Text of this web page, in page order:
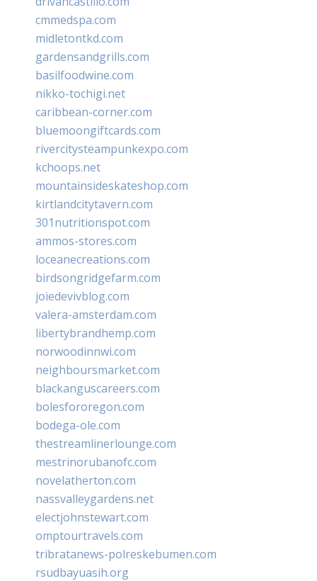
cmmedspa.com
midletontkd.com
gardensandgrills.com
basilfoodwine.com
nikko-tochigi.net
caribbean-corner.com
bluemoongiftcards.com
rivercitysteampunkexpo.com
kchoops.net
mountainsideskateshop.com
kirtlandcitytavern.com
301nutritionspot.com
ammos-stores.com
loceanecreations.com
birdsongridgefarm.com
joiedevivblog.com
valera-amsterdam.com
libertybrandhemp.com
norwoodinnwi.com
neighboursmarket.com
blackanguscareers.com
bolesfororegon.com
bodega-ole.com
thestreamlinerlounge.com
mestrinorubanofc.com
novelatherton.com
nassvalleygardens.net
electjohnstewart.com
omptourtravels.com
tribratanews-polreskebumen.com
rsudbayuasih.org